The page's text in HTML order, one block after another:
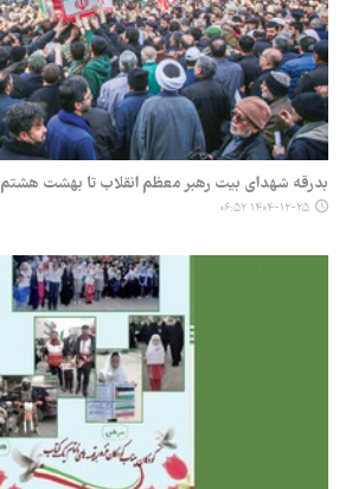
بدرقه شهدای بیت رهبر معظم انقلاب تا بهشت هشتم
۱۴۰۴-۱۲-۲۵ ۰۶:۵۲